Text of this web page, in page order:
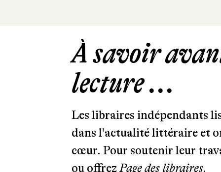
À savoir
lecture ...
Les libraires indépendants
dans l'actualité littéraire et
cœur. Pour soutenir leur
ou offrezPage des libraires.